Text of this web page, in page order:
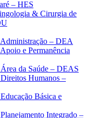
– HES
& Cirurgia de
– DEA
e Permanência
da Saúde – DEAS
Humanos –
Básica e
Integrado –